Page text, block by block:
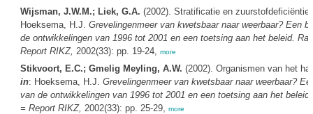
Wijsman, J.W.M.; Liek, G.A. (2002). Stratificatie en
Hoeksema, H.J. Grevelingenmeer van kwetsbaar naar weerbaar? Een
de ontwikkelingen van 1996 tot 2001 en een toetsing aan het beleid.
Report RIKZ, 2002(33): pp. 19-24, more
Stikvoort, E.C.; Gmelig Meyling, A.W. (2002). Organismen van het
in: Hoeksema, H.J. Grevelingenmeer van kwetsbaar naar weerbaar?
van de ontwikkelingen van 1996 tot 2001 en een toetsing aan het
= Report RIKZ, 2002(33): pp. 25-29, more